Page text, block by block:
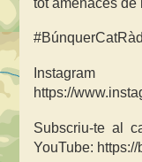
https://
Subscriu-te al
YouTube: